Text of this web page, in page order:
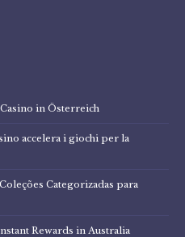
in Österreich
accelera i giochi per la
Categorizadas para
Rewards in Australia